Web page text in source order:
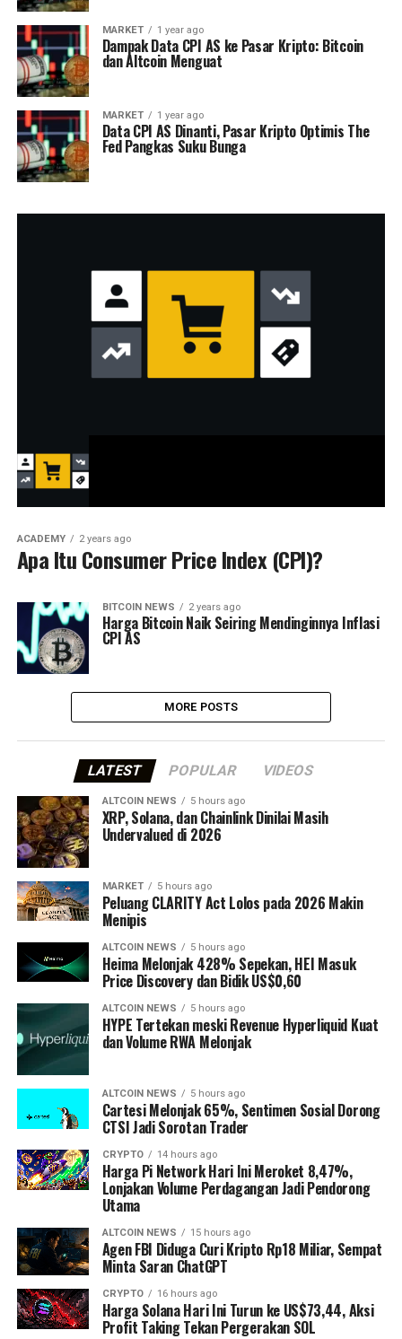
MARKET 1 year ago
Dampak Data CPI AS ke Pasar Kripto: Bitcoin
dan Altcoin Menguat
MARKET 1 year ago
Data CPI AS Dinanti, Pasar Kripto Optimis The
Fed Pangkas Suku Bunga
ACADEMY 2 years ago
Apa Itu Consumer Price Index (CPI)?
BITCOIN NEWS 2 years ago
Harga Bitcoin Naik Seiring Mendinginnya Inflasi
CPI AS
MORE POSTS
LATEST POPULAR VIDEOS
ALTCOIN NEWS 5 hours ago
XRP, Solana, dan Chainlink Dinilai Masih
Undervalued di 2026
MARKET 5 hours ago
Peluang CLARITY Act Lolos pada 2026 Makin
Menipis
ALTCOIN NEWS 5 hours ago
Heima Melonjak 428% Sepekan, HEI Masuk
Price Discovery dan Bidik US$0,60
ALTCOIN NEWS 5 hours ago
HYPE Tertekan meski Revenue Hyperliquid Kuat
dan Volume RWA Melonjak
ALTCOIN NEWS 5 hours ago
Cartesi Melonjak 65%, Sentimen Sosial Dorong
CTSI Jadi Sorotan Trader
CRYPTO 14 hours ago
Harga Pi Network Hari Ini Meroket 8,47%,
Lonjakan Volume Perdagangan Jadi Pendorong
Utama
ALTCOIN NEWS 15 hours ago
Agen FBI Diduga Curi Kripto Rp18 Miliar, Sempat
Minta Saran ChatGPT
CRYPTO 16 hours ago
Harga Solana Hari Ini Turun ke US$73,44, Aksi
Profit Taking Tekan Pergerakan SOL